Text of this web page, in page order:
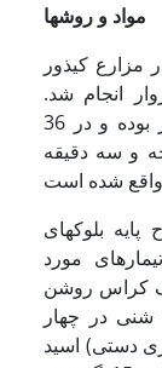
مواد و روشها
طی سال­ زراعی 1396-1395 در مزارع کیذور
انجام شد.
ارتفاع این منطقه از سطح دریا 1195 متر بوده و در 36
دقیقه عرض شمالی و 44 درجه و سه دقیقه
بلوک­های
مورد
کراس روشن
در چهار
دستی) اسید